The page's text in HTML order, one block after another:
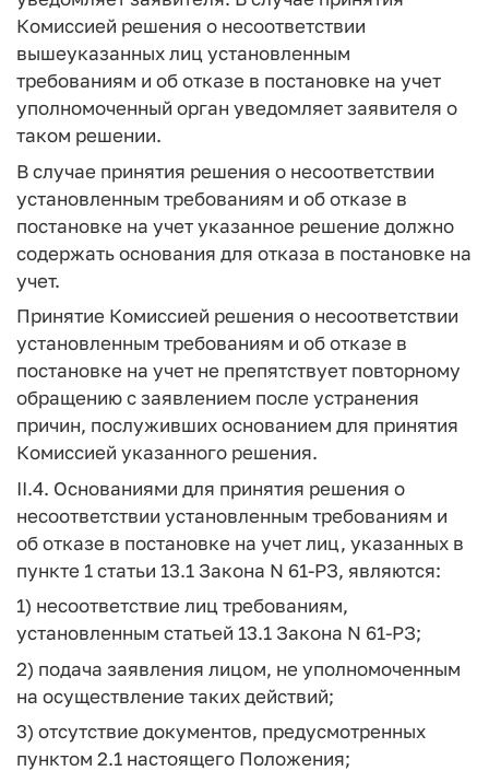
Комиссией решения о несоответствии
вышеуказанных лиц установленным
требованиям и об отказе в постановке на учет
уполномоченный орган уведомляет заявителя о
таком решении.
В случае принятия решения о несоответствии
установленным требованиям и об отказе в
постановке на учет указанное решение должно
содержать основания для отказа в постановке на
учет.
Принятие Комиссией решения о несоответствии
установленным требованиям и об отказе в
постановке на учет не препятствует повторному
обращению с заявлением после устранения
причин, послуживших основанием для принятия
Комиссией указанного решения.
II.4. Основаниями для принятия решения о
несоответствии установленным требованиям и
об отказе в постановке на учет лиц, указанных в
пункте 1 статьи 13.1 Закона N 61-РЗ, являются:
1) несоответствие лиц требованиям,
установленным статьей 13.1 Закона N 61-РЗ;
2) подача заявления лицом, не уполномоченным
на осуществление таких действий;
3) отсутствие документов, предусмотренных
пунктом 2.1 настоящего Положения;